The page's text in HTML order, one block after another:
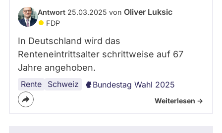
Antwort 25.03.2025 von Oliver Luksic
FDP
In Deutschland wird das
Renteneintrittsalter schrittweise auf 67
Jahre angehoben.
Rente Schweiz Bundestag Wahl 2025
Weiterlesen ->